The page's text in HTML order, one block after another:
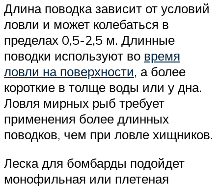
Длина поводка зависит от условий
ловли и может колебаться в
пределах 0,5-2,5 м. Длинные
поводки используют во время
ловли на поверхности, а более
короткие в толще воды или у дна.
Ловля мирных рыб требует
применения более длинных
поводков, чем при ловле хищников.
Леска для бомбарды подойдет
монофильная или плетеная